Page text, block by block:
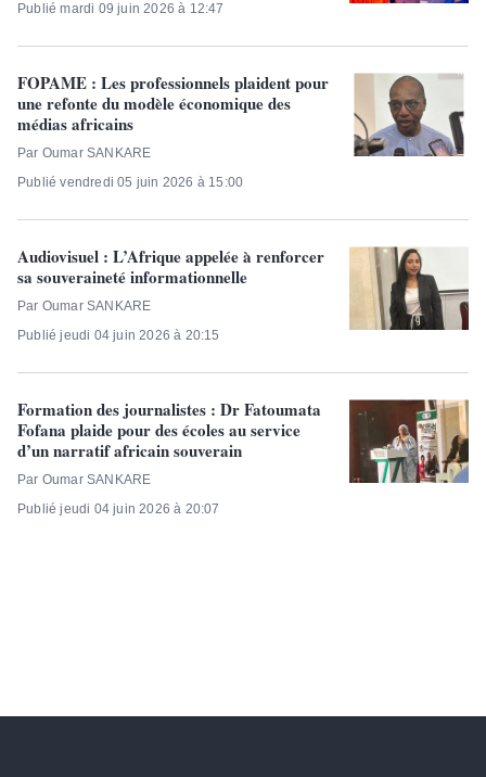
Publié mardi 09 juin 2026 à 12:47
FOPAME : Les professionnels plaident pour
une refonte du modèle économique des
médias africains
Par Oumar SANKARE
Publié vendredi 05 juin 2026 à 15:00
Audiovisuel : L’Afrique appelée à renforcer
sa souveraineté informationnelle
Par Oumar SANKARE
Publié jeudi 04 juin 2026 à 20:15
Formation des journalistes : Dr Fatoumata
Fofana plaide pour des écoles au service
d’un narratif africain souverain
Par Oumar SANKARE
Publié jeudi 04 juin 2026 à 20:07